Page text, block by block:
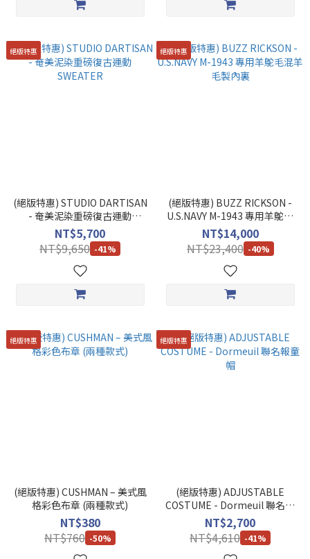
絕版特惠
(絕版特惠) STUDIO DARTISAN
- 奄美泥染重磅復古運動
SWEATER
NT$5,700
NT$9,650 -41%
絕版特惠
(絕版特惠) BUZZ RICKSON -
U.S.NAVY M-1943 專用羊鴕毛
混羊毛製內裏
NT$14,000
NT$23,400 -40%
絕版特惠
(絕版特惠) CUSHMAN – 美式風
格彩色布章 (兩種款式)
NT$380
NT$760 -50%
絕版特惠
(絕版特惠) ADJUSTABLE
COSTUME - Dormeuil 聯名報
童帽
NT$2,700
NT$4,610 -41%